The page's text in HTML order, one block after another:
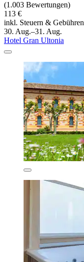
(1.003 Bewertungen)
113 €
inkl. Steuern & Gebühren
30. Aug.–31. Aug.
Hotel Gran Ultonia